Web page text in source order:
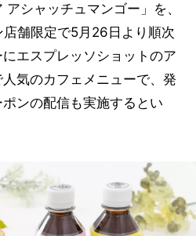
シャッチュマンゴー」を、
舗限定で5月26日より順次
エスプレッソショットのア
気のカフェメニューで、発
ンの配信も実施するとい